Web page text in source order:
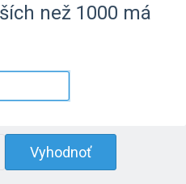
než 1000 má
Vyhodnoť